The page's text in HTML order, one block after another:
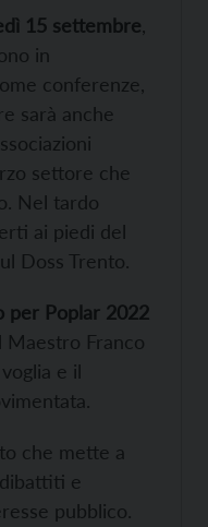
15 settembre
in
conferenze,
sarà anche
settore che
Nel tardo
ai piedi del
Doss Trento.
per Poplar 2022
Maestro Franco
e il
che mette a
e
pubblico.